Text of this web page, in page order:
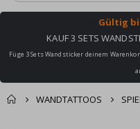
Gültig
KAUF 3 SETS
Füge 3 Sets Wandsticker deinem
WANDTATTOOS